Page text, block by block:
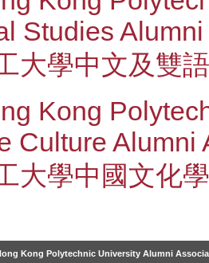
Studies
大學中文及雙
Kong
Culture Alumni
大學中國文化
Kong Polytechnic University Alumni